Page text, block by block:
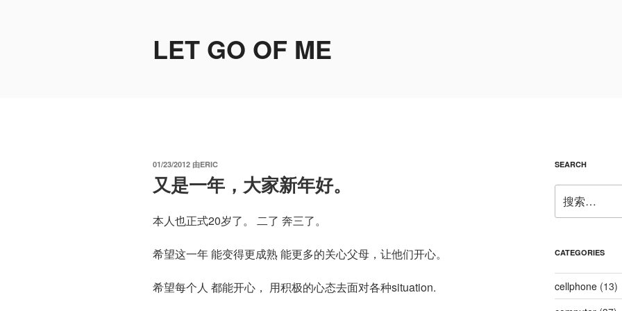
LET GO OF ME
发
布
于
01/23/2012 由ERIC
又是一年，大家新年好。
本人也正式20岁了。 二了 奔三了。
希望这一年 能变得更成熟 能更多的关心父母，让他们开心。
希望每个人 都能开心， 用积极的心态去面对各种situation.
SEARCH
索：
CATEGORIES
cellphone(13)